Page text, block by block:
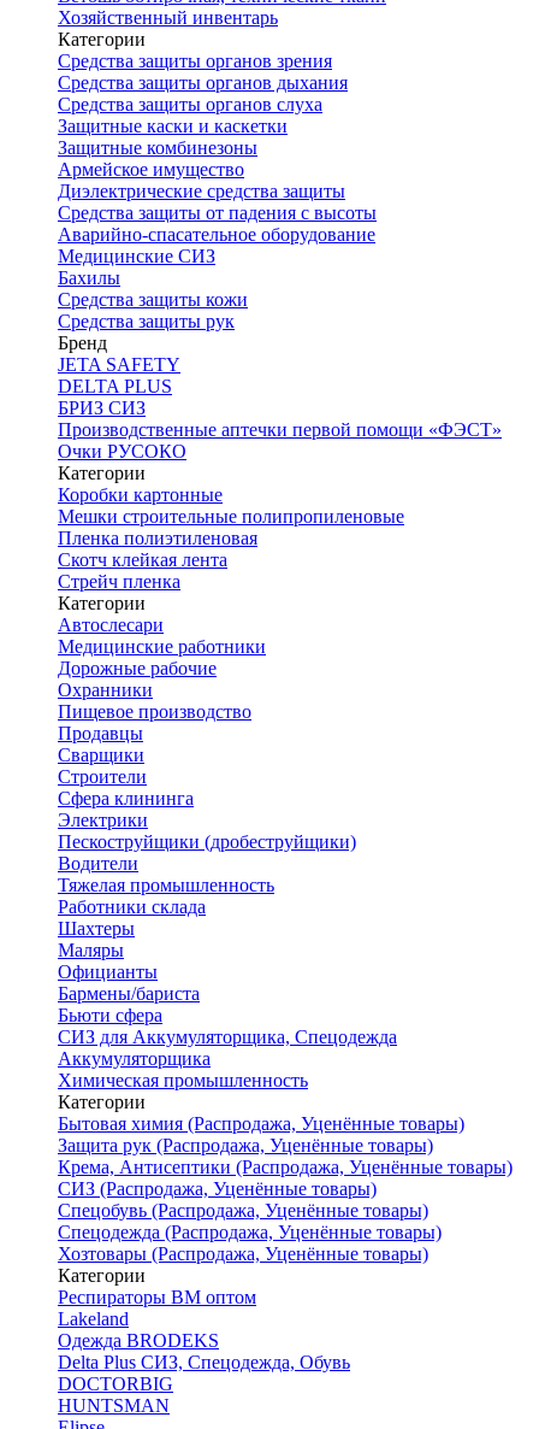
Хозяйственный инвентарь
Категории
Средства защиты органов зрения
Средства защиты органов дыхания
Средства защиты органов слуха
Защитные каски и каскетки
Защитные комбинезоны
Армейское имущество
Диэлектрические средства защиты
Средства защиты от падения с высоты
Аварийно-спасательное оборудование
Медицинские СИЗ
Бахилы
Средства защиты кожи
Средства защиты рук
Бренд
JETA SAFETY
DELTA PLUS
БРИЗ СИЗ
Производственные аптечки первой помощи «ФЭСТ»
Очки РУСОКО
Категории
Коробки картонные
Мешки строительные полипропиленовые
Пленка полиэтиленовая
Скотч клейкая лента
Стрейч пленка
Категории
Автослесари
Медицинские работники
Дорожные рабочие
Охранники
Пищевое производство
Продавцы
Сварщики
Строители
Сфера клининга
Электрики
Пескоструйщики (дробеструйщики)
Водители
Тяжелая промышленность
Работники склада
Шахтеры
Маляры
Официанты
Бармены/бариста
Бьюти сфера
СИЗ для Аккумуляторщика, Спецодежда
Аккумуляторщика
Химическая промышленность
Категории
Бытовая химия (Распродажа, Уценённые товары)
Защита рук (Распродажа, Уценённые товары)
Крема, Антисептики (Распродажа, Уценённые товары)
СИЗ (Распродажа, Уценённые товары)
Спецобувь (Распродажа, Уценённые товары)
Спецодежда (Распродажа, Уценённые товары)
Хозтовары (Распродажа, Уценённые товары)
Категории
Респираторы ВМ оптом
Lakeland
Одежда BRODEKS
Delta Plus СИЗ, Спецодежда, Обувь
DOCTORBIG
HUNTSMAN